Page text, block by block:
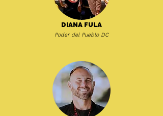
Diana Fula
Poder del Pueblo DC